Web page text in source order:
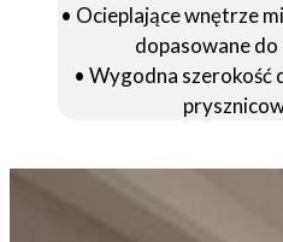
• Ocieplające wnętrze
dopasowane
• Wygodna szerokość